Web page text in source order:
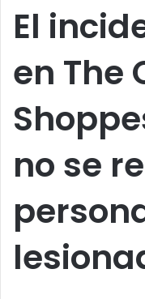
El
en The
no se